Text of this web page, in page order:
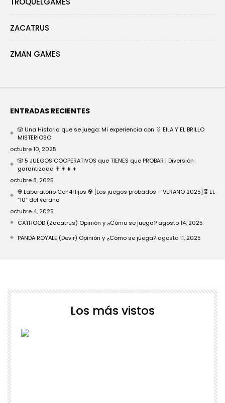
ZACATRUS
ZMAN GAMES
ENTRADAS RECIENTES
🎲 Una Historia que se juega: Mi experiencia con 🐰 EILA Y EL BRILLO
MISTERIOSO
octubre 10, 2025
🎲 5 JUEGOS COOPERATIVOS que TIENES que PROBAR | Diversión
garantizada 👨‍👩‍👧‍👦
octubre 8, 2025
☢️ Laboratorio Con4Hijos ☢️ [Los juegos probados – VERANO 2025] 🎖️ EL
“10” del verano
octubre 4, 2025
CATHOOD (Zacatrus) Opinión y ¿Cómo se juega? agosto 14, 2025
PANDA ROYALE (Devir) Opinión y ¿Cómo se juega? agosto 11, 2025
Los más vistos